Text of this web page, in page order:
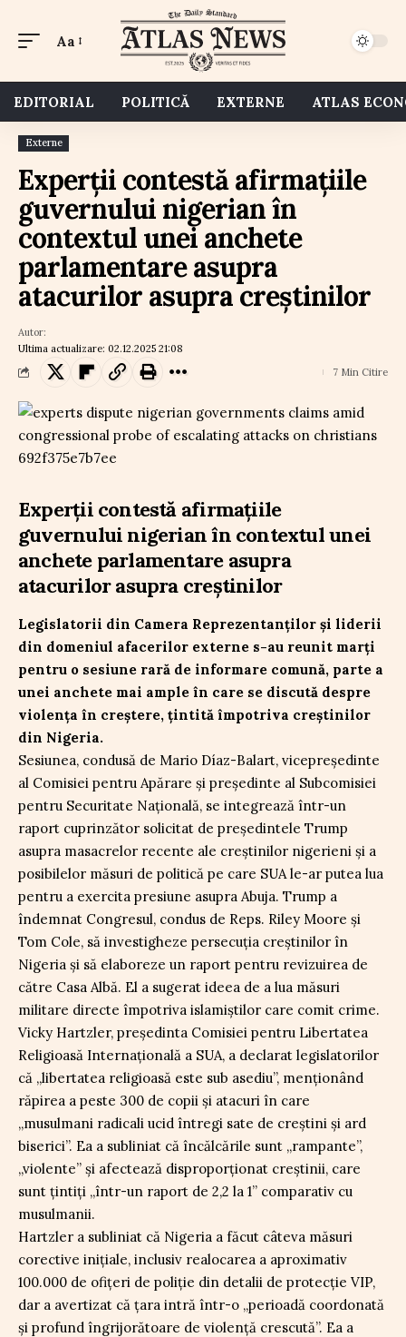
Aa
EDITORIAL POLITICĂ EXTERNE ATLAS
Externe
Experții contestă afirmațiile
guvernului nigerian în
contextul unei anchete
parlamentare asupra
atacurilor asupra creștinilor
Ultima actualizare: 02.12.2025 21:08
Autor:
7 Min Citire
Experții contestă afirmațiile
guvernului nigerian în contextul unei
anchete parlamentare asupra
atacurilor asupra creștinilor
Legislatorii din Camera Reprezentanților și liderii
din domeniul afacerilor externe s-au reunit marți
pentru o sesiune rară de informare comună, parte a
unei anchete mai ample în care se discută despre
violența în creștere, țintită împotriva creștinilor
din Nigeria.
Sesiunea, condusă de Mario Díaz-Balart, vicepreședinte
al Comisiei pentru Apărare și președinte al Subcomisiei
pentru Securitate Națională, se integrează într-un
raport cuprinzător solicitat de președintele Trump
asupra masacrelor recente ale creștinilor nigerieni și a
posibilelor măsuri de politică pe care SUA le-ar putea lua
pentru a exercita presiune asupra Abuja. Trump a
îndemnat Congresul, condus de Reps. Riley Moore și
Tom Cole, să investigheze persecuția creștinilor în
Nigeria și să elaboreze un raport pentru revizuirea de
către Casa Albă. El a sugerat ideea de a lua măsuri
militare directe împotriva islamiștilor care comit crime.
Vicky Hartzler, președinta Comisiei pentru Libertatea
Religioasă Internațională a SUA, a declarat legislatorilor
că „libertatea religioasă este sub asediu”, menționând
răpirea a peste 300 de copii și atacuri în care
„musulmani radicali ucid întregi sate de creștini și ard
biserici”. Ea a subliniat că încălcările sunt „rampante”,
„violente” și afectează disproporționat creștinii, care
sunt țintiți „într-un raport de 2,2 la 1” comparativ cu
musulmanii.
Hartzler a subliniat că Nigeria a făcut câteva măsuri
corective inițiale, inclusiv realocarea a aproximativ
100.000 de ofițeri de poliție din detalii de protecție VIP,
dar a avertizat că țara intră într-o „perioadă coordonată
și profund îngrijorătoare de violență crescută”. Ea a